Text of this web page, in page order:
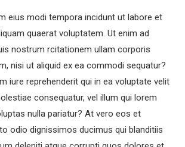
eius modi tempora incidunt ut labore et
quaerat voluptatem. Ut enim ad
nostrum rcitationem ullam corporis
nisi ut aliquid ex ea commodi sequatur?
iure reprehenderit qui in ea voluptate velit
consequatur, vel illum qui lorem
nulla pariatur? At vero eos et
odio dignissimos ducimus qui blanditiis